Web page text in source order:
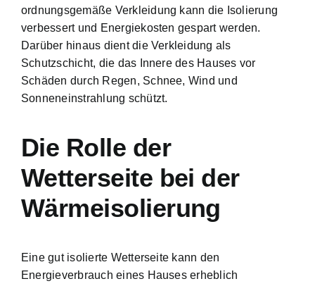
ordnungsgemäße Verkleidung kann die Isolierung
verbessert und Energiekosten gespart werden.
Darüber hinaus dient die Verkleidung als
Schutzschicht, die das Innere des Hauses vor
Schäden durch Regen, Schnee, Wind und
Sonneneinstrahlung schützt.
Die Rolle der
Wetterseite bei der
Wärmeisolierung
Eine gut isolierte Wetterseite kann den
Energieverbrauch eines Hauses erheblich